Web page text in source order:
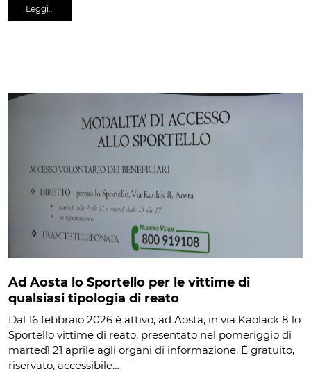
Leggi…
Ad Aosta lo Sportello per le vittime di
qualsiasi tipologia di reato
Dal 16 febbraio 2026 è attivo, ad Aosta, in via Kaolack 8 lo
Sportello vittime di reato, presentato nel pomeriggio di
martedì 21 aprile agli organi di informazione. È gratuito,
riservato, accessibile…